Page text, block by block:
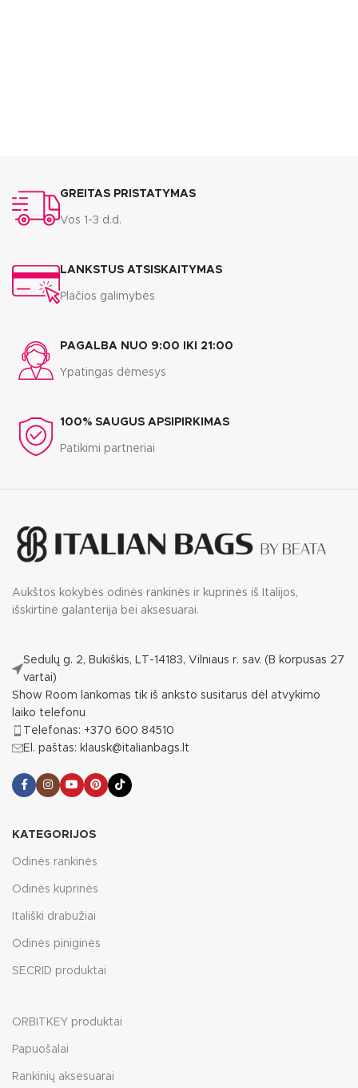
GREITAS PRISTATYMAS
Vos 1-3 d.d.
LANKSTUS ATSISKAITYMAS
Plačios galimybės
PAGALBA NUO 9:00 IKI 21:00
Ypatingas dėmesys
100% SAUGUS APSIPIRKIMAS
Patikimi partneriai
Aukštos kokybės odinės rankinės ir kuprinės iš Italijos,
išskirtinė galanterija bei aksesuarai.
Sedulų g. 2, Bukiškis, LT-14183, Vilniaus r. sav. (B korpusas 27
vartai)
Show Room lankomas tik iš anksto susitarus dėl atvykimo
laiko telefonu
Telefonas: +370 600 84510
El. paštas: klausk@italianbags.lt
KATEGORIJOS
Odinės rankinės
Odinės kuprinės
Itališki drabužiai
Odinės piniginės
SECRID produktai
ORBITKEY produktai
Papuošalai
Rankinių aksesuarai